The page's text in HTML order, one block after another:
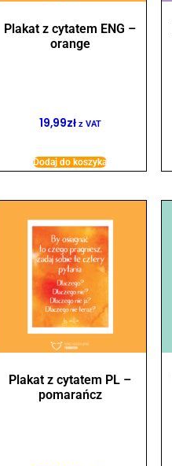
Plakat z cytatem ENG –
orange
19,99zł z VAT
Dodaj do koszyka
Plakat z cytatem PL –
pomarańcz